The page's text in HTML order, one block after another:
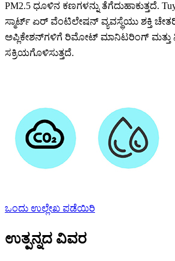
PM2.5 ಧೂಳಿನ ಕಣಗಳನ್ನು ತೆಗೆದುಹಾಕುತ್ತದೆ.
ಸ್ಮಾರ್ಟ್ ಏರ್ ವೆಂಟಿಲೇಷನ್ ವ್ಯವಸ್ಥೆಯು ಶಕ್ತಿ
ಅಪ್ಲಿಕೇಶನ್‌ಗಳಿಗೆ ರಿಮೋಟ್ ಮಾನಿಟರಿಂಗ್ ಮತ್ತು
ಸಕ್ರಿಯಗೊಳಿಸುತ್ತದೆ.
ಒಂದು ಉಲ್ಲೇಖ ಪಡೆಯಿರಿ
ಉತ್ಪನ್ನದ ವಿವರ